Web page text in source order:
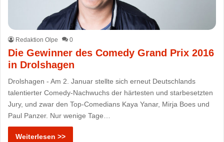
Redaktion Olpe 0
Die Gewinner des Comedy Grand Prix 2016
in Drolshagen
Drolshagen - Am 2. Januar stellte sich erneut Deutschlands
talentierter Comedy-Nachwuchs der härtesten und starbesetzten
Jury, und zwar den Top-Comedians Kaya Yanar, Mirja Boes und
Paul Panzer. Nur wenige Tage…
Weiterlesen >>